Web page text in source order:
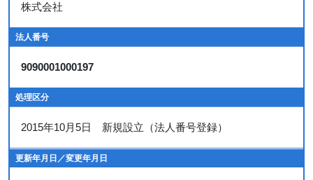
株式会社
法人番号
9090001000197
処理区分
2015年10月5日 新規設立（法人番号登録）
更新年月日／変更年月日